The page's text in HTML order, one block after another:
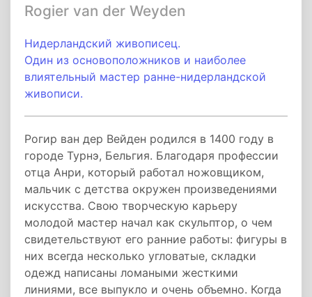
Rogier van der Weyden
Нидерландский живописец.
Один из основоположников и наиболее
влиятельный мастер ранне-нидерландской
живописи.
Рогир ван дер Вейден родился в 1400 году в
городе Турнэ, Бельгия. Благодаря профессии
отца Анри, который работал ножовщиком,
мальчик с детства окружен произведениями
искусства. Свою творческую карьеру
молодой мастер начал как скульптор, о чем
свидетельствуют его ранние работы: фигуры в
них всегда несколько угловатые, складки
одежд написаны ломаными жесткими
линиями, все выпукло и очень объемно. Когда